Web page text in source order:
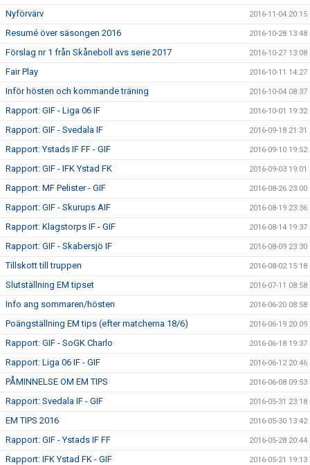
Nyförvärv 2016-11-04 20:15
Resumé över säsongen 2016 2016-10-28 13:48
Förslag nr 1 från Skåneboll avs serie 2017 2016-10-27 13:08
Fair Play 2016-10-11 14:27
Inför hösten och kommande träning 2016-10-04 08:37
Rapport: GIF - Liga 06 IF 2016-10-01 19:32
Rapport: GIF - Svedala IF 2016-09-18 21:31
Rapport: Ystads IF FF - GIF 2016-09-10 19:52
Rapport: GIF - IFK Ystad FK 2016-09-03 19:01
Rapport: MF Pelister - GIF 2016-08-26 23:00
Rapport: GIF - Skurups AIF 2016-08-19 23:36
Rapport: Klagstorps IF - GIF 2016-08-14 19:37
Rapport: GIF - Skabersjö IF 2016-08-09 23:30
Tillskott till truppen 2016-08-02 15:18
Slutställning EM tipset 2016-07-11 08:58
Info ang sommaren/hösten 2016-06-20 08:58
Poängställning EM tips (efter matcherna 18/6) 2016-06-19 20:09
Rapport: GIF - SoGK Charlo 2016-06-18 19:37
Rapport: Liga 06 IF - GIF 2016-06-12 20:46
PÅMINNELSE OM EM TIPS 2016-06-08 09:53
Rapport: Svedala IF - GIF 2016-05-31 23:18
EM TIPS 2016 2016-05-30 13:42
Rapport: GIF - Ystads IF FF 2016-05-28 20:44
Rapport: IFK Ystad FK - GIF 2016-05-21 19:13